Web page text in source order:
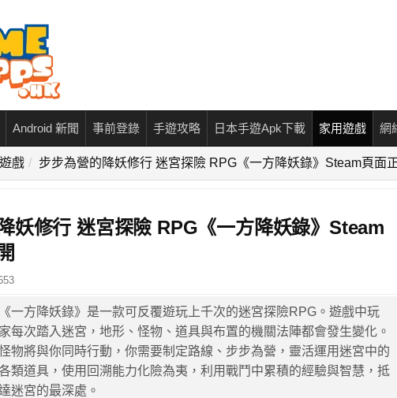
Android 新聞 事前登錄 手遊攻略 日本手遊Apk下載 家用遊戲 網
戲 步步為營的降妖修行 迷宮探險 RPG《一方降妖錄》Steam頁面
妖修行 迷宮探險 RPG《一方降妖錄》Steam
《一方降妖錄》是一款可反覆遊玩上千次的迷宮探險RPG。遊戲中玩
家每次踏入迷宮，地形、怪物、道具與布置的機關法陣都會發生變化。
物將與你同時行動，你需要制定路線、步步為營，靈活運用迷宮中的
類道具，使用回溯能力化險為夷，利用戰鬥中累積的經驗與智慧，抵
迷宮的最深處。